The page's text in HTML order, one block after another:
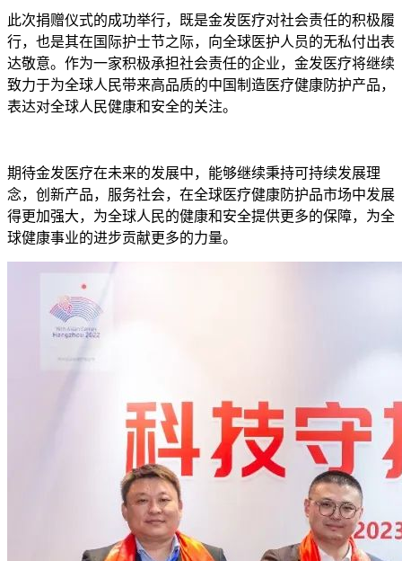
此次捐赠仪式的成功举行，既是金发医疗对社会责任的积极履
行，也是其在国际护士节之际，向全球医护人员的无私付出表
达敬意。作为一家积极承担社会责任的企业，金发医疗将继续
致力于为全球人民带来高品质的中国制造医疗健康防护产品，
表达对全球人民健康和安全的关注。
期待金发医疗在未来的发展中，能够继续秉持可持续发展理
念，创新产品，服务社会，在全球医疗健康防护品市场中发展
得更加强大，为全球人民的健康和安全提供更多的保障，为全
球健康事业的进步贡献更多的力量。